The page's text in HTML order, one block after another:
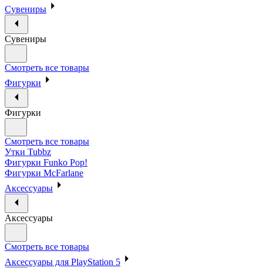
Сувениры
Сувениры
Смотреть все товары
Фигурки
Фигурки
Смотреть все товары
Утки Tubbz
Фигурки Funko Pop!
Фигурки McFarlane
Аксессуары
Аксессуары
Смотреть все товары
Аксессуары для PlayStation 5